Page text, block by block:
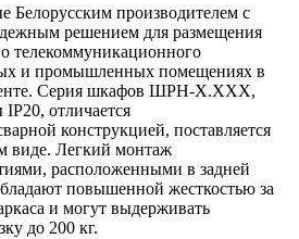
Белорусским производителем с
решением для размещения
телекоммуникационного
и промышленных помещениях в
Серия шкафов ШРН-Х.ХХХ,
отличается
конструкцией, поставляется
виде. Легкий монтаж
расположенными в задней
повышенной жесткостью за
и могут выдерживать
до 200 кг.